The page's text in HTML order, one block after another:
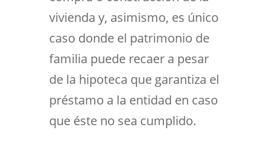
vivienda y, asimismo, es único
caso donde el patrimonio de
familia puede recaer a pesar
de la hipoteca que garantiza el
préstamo a la entidad en caso
que éste no sea cumplido.